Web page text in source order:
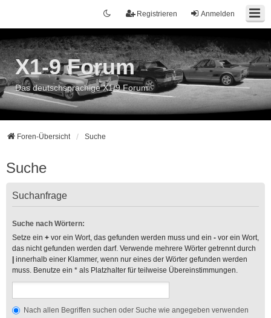
Anmelden
Registrieren
X1-9 Forum
Das deutschsprachige X1/9 Forum
Foren-Übersicht Suche
Suche
Suchanfrage
Suche nach Wörtern:
Setze ein + vor ein Wort, das gefunden werden muss und ein - vor ein Wort,
das nicht gefunden werden darf. Verwende mehrere Wörter getrennt durch
innerhalb einer Klammer, wenn nur eines der Wörter gefunden werden
muss. Benutze ein * als Platzhalter für teilweise Übereinstimmungen.
Nach allen Begriffen suchen oder Suche wie angegeben verwenden